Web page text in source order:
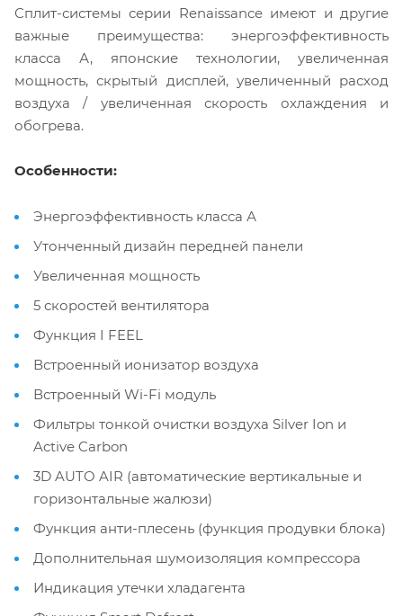
Сплит-системы серии Renaissance имеют и другие
важные преимущества: энергоэффективность
класса А, японские технологии, увеличенная
мощность, скрытый дисплей, увеличенный расход
воздуха / увеличенная скорость охлаждения и
обогрева.
Особенности:
Энергоэффективность класса А
Утонченный дизайн передней панели
Увеличенная мощность
5 скоростей вентилятора
Функция I FEEL
Встроенный ионизатор воздуха
Встроенный Wi-Fi модуль
Фильтры тонкой очистки воздуха Silver Ion и
Active Carbon
3D AUTO AIR (автоматические вертикальные и
горизонтальные жалюзи)
Функция анти-плесень (функция продувки блока)
Дополнительная шумоизоляция компрессора
Индикация утечки хладагента